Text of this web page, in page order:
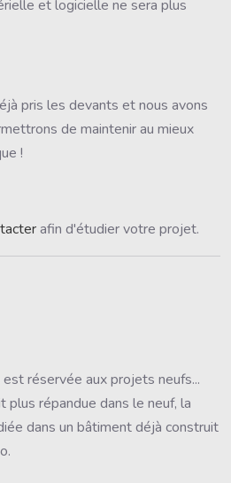
et logicielle ne sera plus
pris les devants et nous avons
de maintenir au mieux
!
afin d'étudier votre projet.
réservée aux projets neufs...
plus répandue dans le neuf, la
dans un bâtiment déjà construit